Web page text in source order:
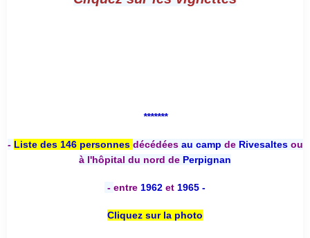
*******
- Liste des 146 personnes décédées au camp deRivesaltesou
à l'hôpital du nord de Perpignan
- entre 1962 et 1965 -
Cliquez sur la photo